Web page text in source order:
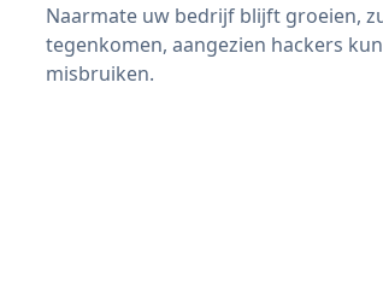
Naarmate uw bedrijf blijft groeien,
tegenkomen, aangezien hackers
misbruiken.